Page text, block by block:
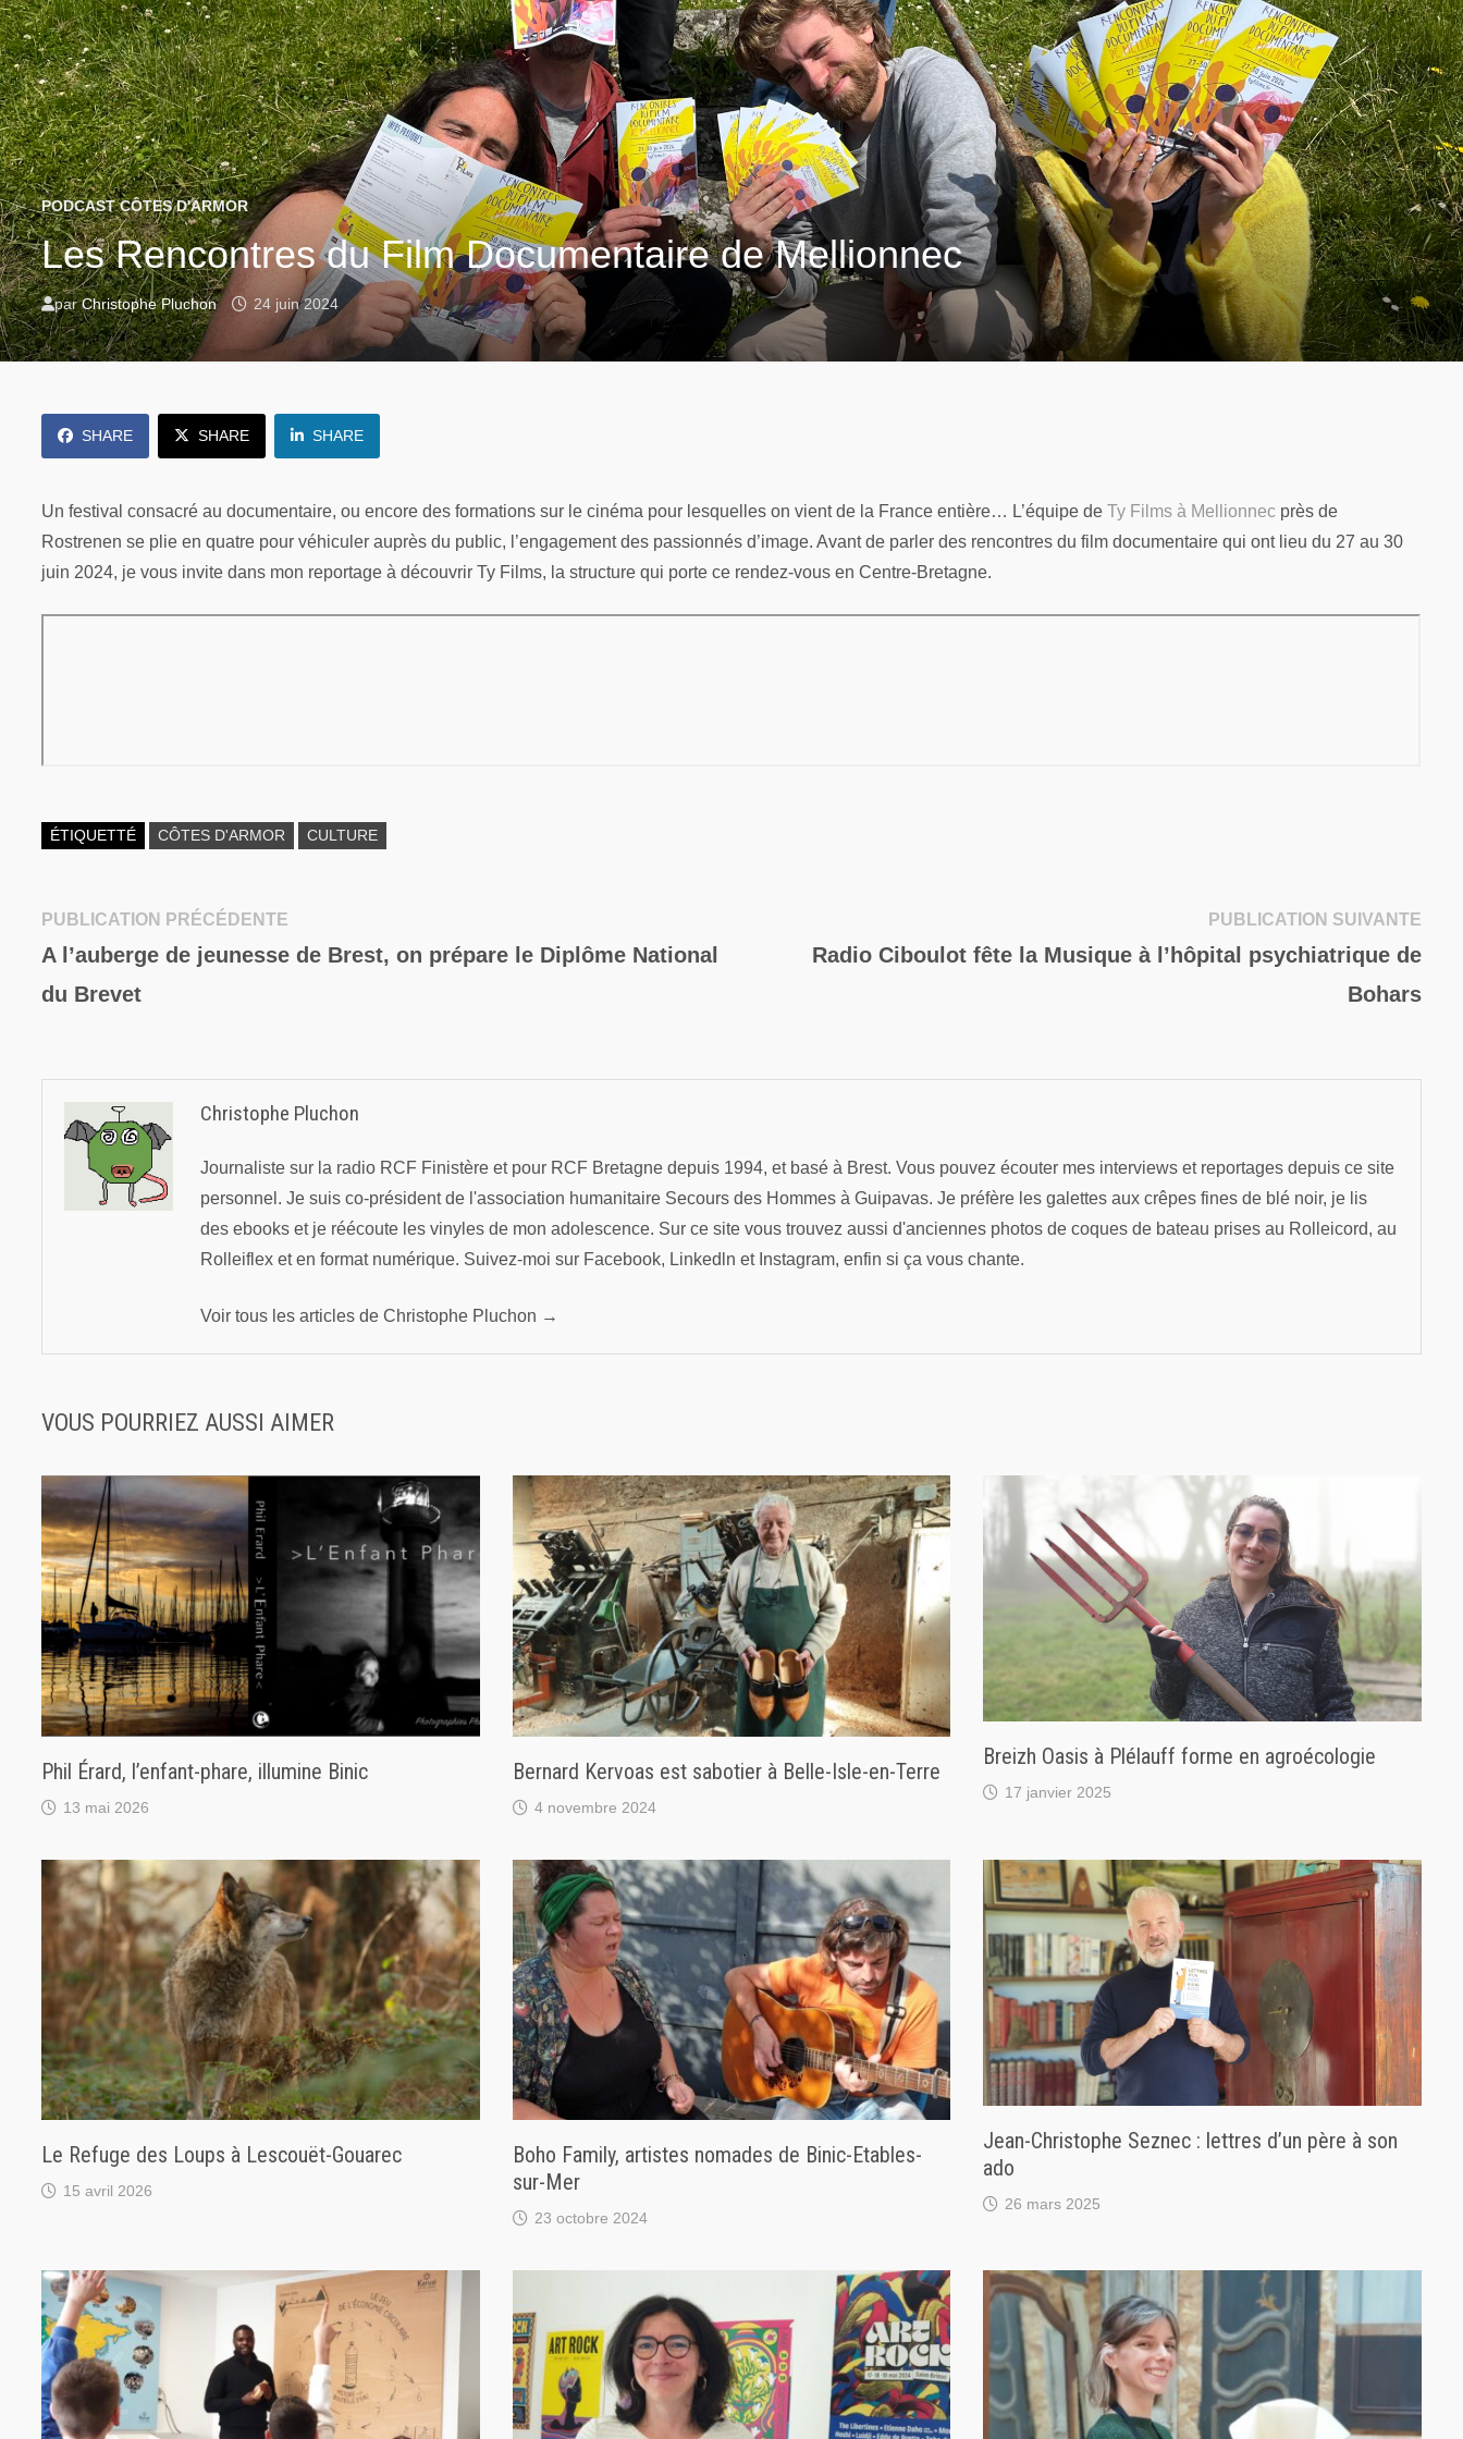
PODCAST CÔTES D'ARMOR
Les Rencontres du Film Documentaire de Mellionnec
parChristophe Pluchon 24 juin 2024
SHARE SHARE SHARE
Un festival consacré au documentaire, ou encore des formations sur le cinéma pour lesquelles on vient de la France entière… L’équipe deTy Films à Mellionnec près de
Rostrenen se plie en quatre pour véhiculer auprès du public, l’engagement des passionnés d’image. Avant de parler des rencontres du film documentaire qui ont lieu du 27 au 30
juin 2024, je vous invite dans mon reportage à découvrir Ty Films, la structure qui porte ce rendez-vous en Centre-Bretagne.
ÉTIQUETTÉ CÔTES D'ARMOR CULTURE
Navigation
PUBLICATION PRÉCÉDENTE
précédente :
A l’auberge de jeunesse de Brest, on prépare le Diplôme National
du Brevet
PUBLICATION SUIVANTE
Radio Ciboulot fête la Musique à l’hôpital psychiatrique de
Bohars
Christophe Pluchon
Journaliste sur la radio RCF Finistère et pour RCF Bretagne depuis 1994, et basé à Brest. Vous pouvez écouter mes interviews et reportages depuis ce site
personnel. Je suis co-président de l'association humanitaire Secours des Hommes à Guipavas. Je préfère les galettes aux crêpes fines de blé noir, je lis
des ebooks et je réécoute les vinyles de mon adolescence. Sur ce site vous trouvez aussi d'anciennes photos de coques de bateau prises au Rolleicord, au
Rolleiflex et en format numérique. Suivez-moi sur Facebook, Linkedln et Instagram, enfin si ça vous chante.
Voir tous les articles de Christophe Pluchon →
VOUS POURRIEZ AUSSI AIMER
Phil Érard, l’enfant-phare, illumine Binic
13 mai 2026
Bernard Kervoas est sabotier à Belle-Isle-en-Terre
4 novembre 2024
Breizh Oasis à Plélauff forme en agroécologie
17 janvier 2025
Le Refuge des Loups à Lescouët-Gouarec
15 avril 2026
Boho Family, artistes nomades de Binic-Etables-
sur-Mer
23 octobre 2024
Jean-Christophe Seznec : lettres d’un père à son
ado
26 mars 2025